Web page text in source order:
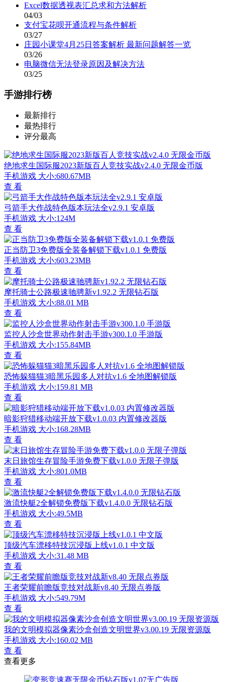
Excel数据透视表汇总求和方法解析
04/03
支付宝花呗开通流程与条件解析
03/27
庄园小课堂4月25日答案解析 最新问题解答一览
03/26
电脑微信无法登录原因及解决方法
03/25
手游排行榜
最新排行
最热排行
评分最高
绝地求生国际服2023新版百人竞技实战v2.4.0 无限金币版
手机游戏 大小:680.67MB
查 看
弓箭手大作战特色版本玩法全v2.9.1 安卓版
手机游戏 大小:124M
查 看
正当防卫3免费版全装备解锁下载v1.0.1 免费版
手机游戏 大小:603.23MB
查 看
摩托骑士公路极速驰骋新v1.92.2 无限钻石版
手机游戏 大小:88.01 MB
查 看
监控人沙盒世界动作射击手游v300.1.0 手游版
手机游戏 大小:155.84MB
查 看
恐怖躲猫猫3暗黑乐园多人对抗v1.6 全地图解锁版
手机游戏 大小:159.81 MB
查 看
暗影狩猎移动端开放下载v1.0.03 内置修改器版
手机游戏 大小:168.28MB
查 看
末日旅馆生存冒险手游免费下载v1.0.0 无限子弹版
手机游戏 大小:801.0MB
查 看
激流快艇2全解锁免费版下载v1.4.0.0 无限钻石版
手机游戏 大小:49.5MB
查 看
顶级汽车漂移特技沉浸版上线v1.0.1 中文版
手机游戏 大小:31.48 MB
查 看
王者荣耀前瞻版竞技对战新v8.40 无限点券版
手机游戏 大小:549.79M
查 看
我的文明模拟器像素沙盒创造文明世界v3.00.19 无限资源版
手机游戏 大小:160.02 MB
查 看
查看更多